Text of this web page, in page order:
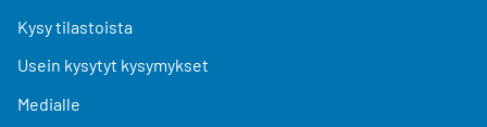
Kysy tilastoista
Usein kysytyt kysymykset
Medialle